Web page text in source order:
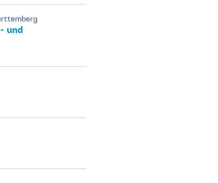
und